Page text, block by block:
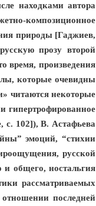
находками автора
композиционное
природы [Гаджиев,
прозу второй
время, произведения
которые очевидны
читаются некоторые
гипертрофированное
с. 102]), В. Астафьева
эмоций, “стихии
русской
и общего, ностальгия
рассматриваемых
последней